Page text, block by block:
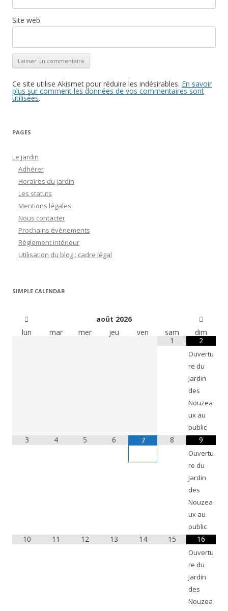
Site web
Ce site utilise Akismet pour réduire les indésirables. En savoir
plus sur comment les données de vos commentaires sont
utilisées.
PAGES
Le jardin
Adhérer
Horaires du jardin
Les statuts
Mentions légales
Nous contacter
Prochains évènements
Règlement intérieur
Utilisation du blog : cadre légal
SIMPLE CALENDAR
août 2026
lun
mar mer jeu ven sam
dim
1
2
Ouvertu
re du
Jardin
des
Nouzea
ux au
public
3 4 5 6 7 8 9
Ouvertu
re du
Jardin
des
Nouzea
ux au
public
10 11 12 13 14 15 16
Ouvertu
re du
Jardin
des
Nouzea